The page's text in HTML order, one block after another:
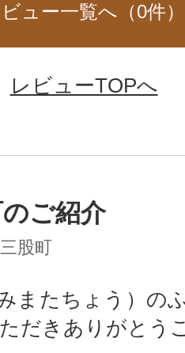
ュー一覧へ（0件）
レビューTOPへ
ご紹介
三股町
またちょう）の
だきありがとう